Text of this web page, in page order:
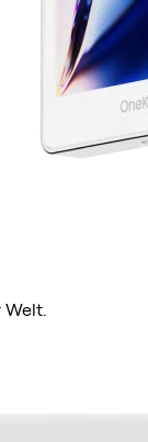
Welt.